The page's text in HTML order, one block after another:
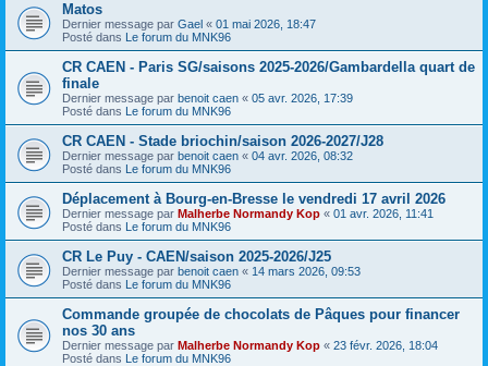
Matos
Dernier message par Gael « 01 mai 2026, 18:47
Posté dans Le forum du MNK96
CR CAEN - Paris SG/saisons 2025-2026/Gambardella quart de
finale
Dernier message par benoit caen « 05 avr. 2026, 17:39
Posté dans Le forum du MNK96
CR CAEN - Stade briochin/saison 2026-2027/J28
Dernier message par benoit caen « 04 avr. 2026, 08:32
Posté dans Le forum du MNK96
Déplacement à Bourg-en-Bresse le vendredi 17 avril 2026
Dernier message par Malherbe Normandy Kop « 01 avr. 2026, 11:41
Posté dans Le forum du MNK96
CR Le Puy - CAEN/saison 2025-2026/J25
Dernier message par benoit caen « 14 mars 2026, 09:53
Posté dans Le forum du MNK96
Commande groupée de chocolats de Pâques pour financer
nos 30 ans
Dernier message par Malherbe Normandy Kop « 23 févr. 2026, 18:04
Posté dans Le forum du MNK96